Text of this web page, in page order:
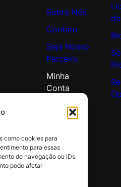
como cookies para
para essas
de navegação ou IDs
pode afetar
Sobre Nós
Contato
Seja Nosso
Parceiro
Minha
Conta